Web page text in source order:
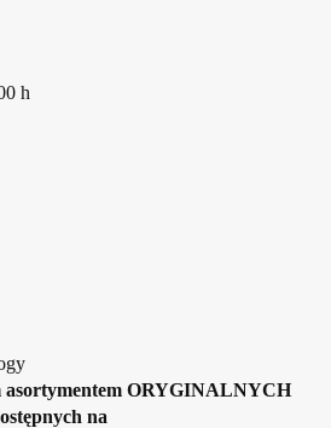
h
asortymentem ORYGINALNYCH
na